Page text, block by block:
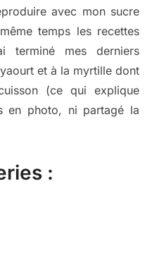
avec mon sucre
temps les recettes
terminé mes derniers
et à la myrtille dont
(ce qui explique
en photo, ni partagé la
: